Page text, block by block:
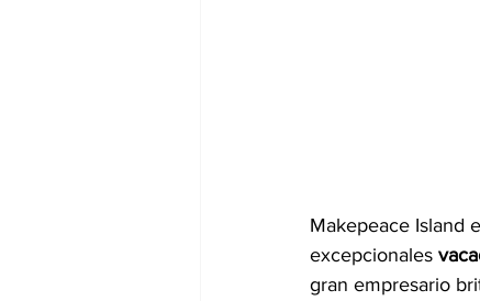
Makepeace Island
excepcionales
gran empresario